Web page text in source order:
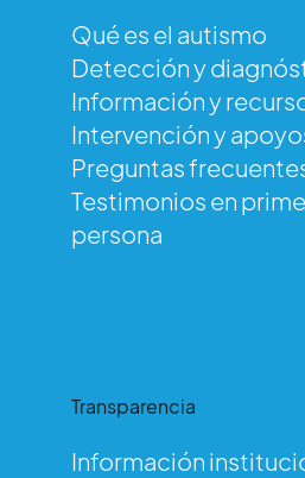
Qué es el autismo
Detección y
Información y
Intervención y
Preguntas
Testimonios en
persona
Transparencia
Información